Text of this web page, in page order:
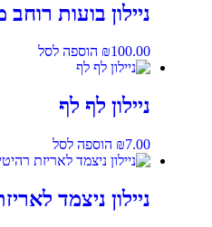
ניילון בועות
₪100.00 הוספה לסל
ניילון לף לף
₪7.00 הוספה לסל
ניילון ניצמד